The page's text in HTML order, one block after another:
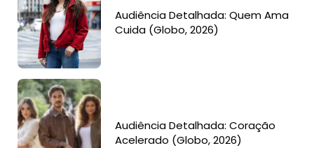
Audiência Detalhada: Quem Ama
Cuida (Globo, 2026)
Audiência Detalhada: Coração
Acelerado (Globo, 2026)